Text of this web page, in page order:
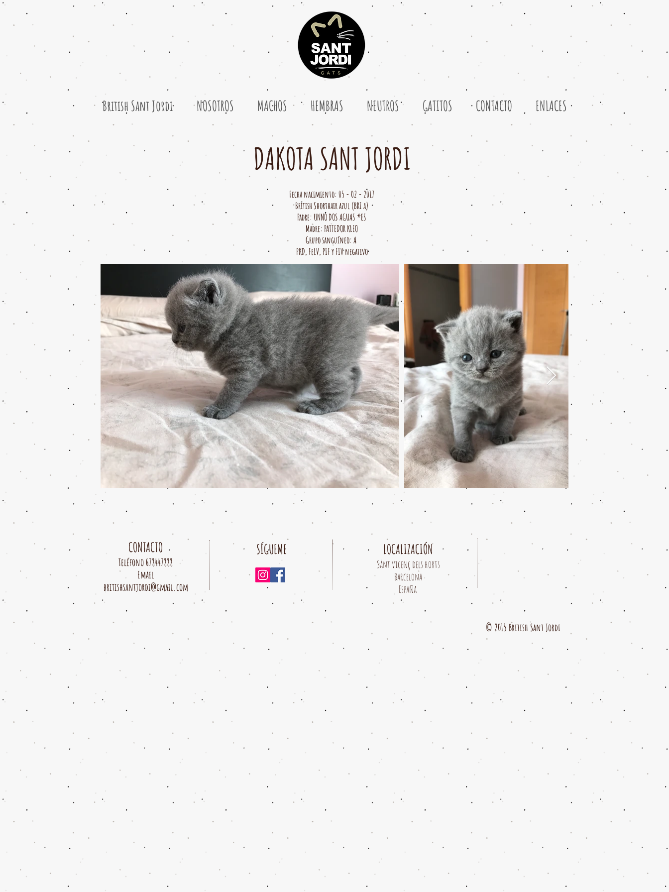
British Sant Jordi NOSOTROS MACHOS HEMBRAS NEUTROS GATITOS CONTACTO ENLACES
DAKOTA SANT JORDI
Fecha nacimiento: 05 - 02 - 2017
British Shorthair azul (BRI a)
Padre: UNNO DOS AGUAS *ES
Madre: PATTEDOR KLEO
Grupo sanguíneo: A
PKD, FeLV, PIF y FIV negativo
CONTACTO
Teléfono 678447888
Email
britishsantjordi@gmail.com
SÍGUEME LOCALIZACIÓN
Sant vicenç dels horts
Barcelona
España
© 2015 British Sant Jordi